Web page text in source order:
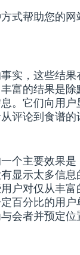
式帮助您的
实，这些结
富的结果是
。它们向用
评论到食谱的
个主要效果
显示太多信
户对仅从丰
百分比的用
会者并预定位